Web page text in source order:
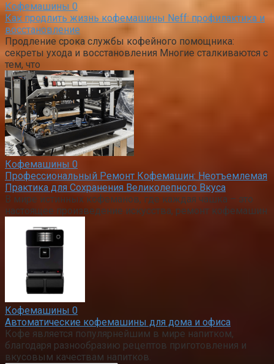
Кофемашины 0
Как продлить жизнь кофемашины Neff: профилактика и
восстановление
Продление срока службы кофейного помощника:
секреты ухода и восстановления Многие сталкиваются с
тем, что
Кофемашины 0
Профессиональный Ремонт Кофемашин: Неотъемлемая
Практика для Сохранения Великолепного Вкуса
В мире истинных кофеманов, где каждая чашка – это
настоящее произведение искусства, ремонт кофемашин
Кофемашины 0
Автоматические кофемашины для дома и офиса
Кофе является популярнейшим в мире напитком,
благодаря разнообразию рецептов приготовления и
вкусовым качествам напитков.